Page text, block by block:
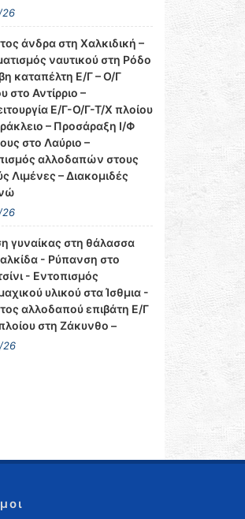
άνδρα στη Χαλκιδική –
ναυτικού στη Ρόδο
καταπέλτη Ε/Γ – Ο/Γ
στο Αντίρριο –
Ε/Γ-Ο/Γ-Τ/Χ πλοίου
– Προσάραξη Ι/Φ
στο Λαύριο –
αλλοδαπών στους
Λιμένες – Διακομιδές
γυναίκας στη θάλασσα
- Ρύπανση στο
- Εντοπισμός
υλικού στα Ίσθμια -
αλλοδαπού επιβάτη Ε/Γ
στη Ζάκυνθο –
26